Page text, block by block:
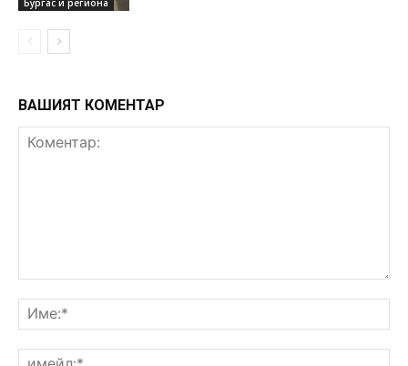
Бургас и региона
ВАШИЯТ КОМЕНТАР